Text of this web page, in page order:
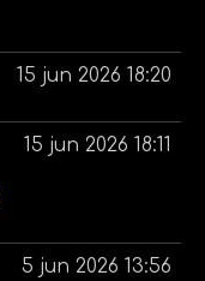
15 jun 2026 18:20
15 jun 2026 18:11
5 jun 2026 13:56